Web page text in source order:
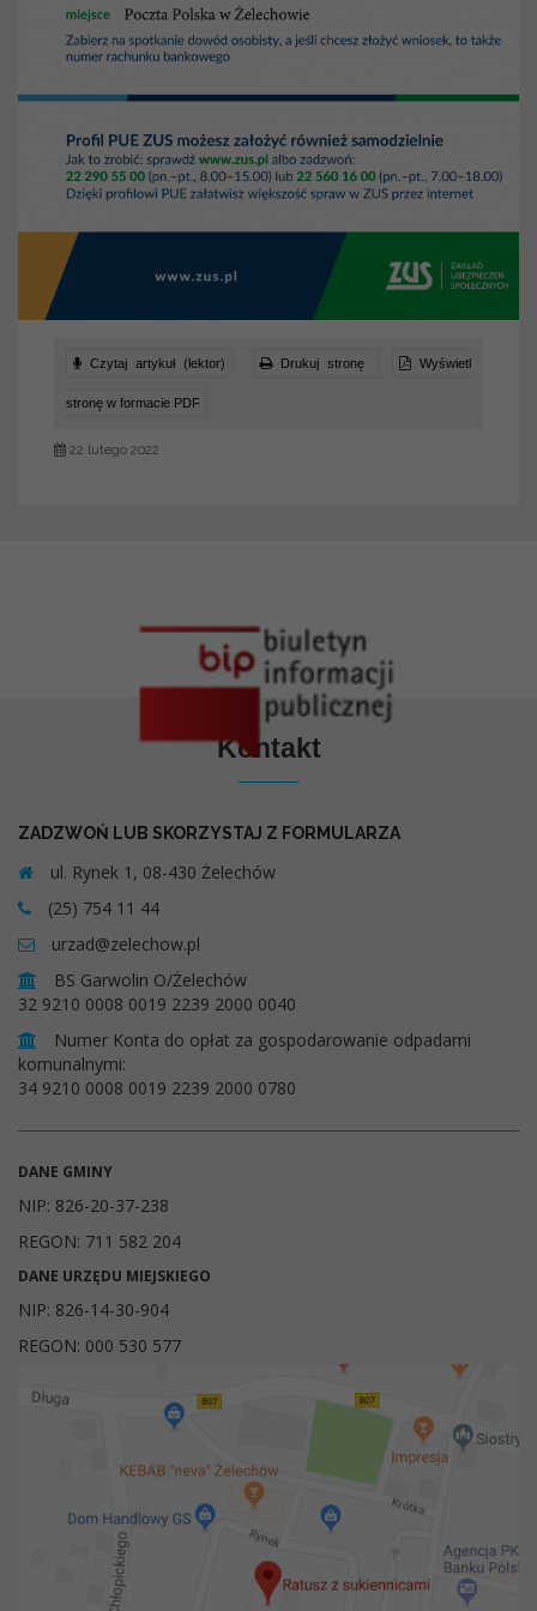
Czytaj artykuł (lektor) Drukuj stronę Wyświetl
stronę w formacie PDF
22 lutego 2022
Kontakt
ZADZWOŃ LUB SKORZYSTAJ Z FORMULARZA
ul. Rynek 1, 08-430 Żelechów
(25) 754 11 44
urzad@zelechow.pl
BS Garwolin O/Żelechów
32 9210 0008 0019 2239 2000 0040
Numer Konta do opłat za gospodarowanie odpadami
komunalnymi:
34 9210 0008 0019 2239 2000 0780
DANE GMINY
NIP: 826-20-37-238
REGON: 711 582 204
DANE URZĘDU MIEJSKIEGO
NIP: 826-14-30-904
REGON: 000 530 577